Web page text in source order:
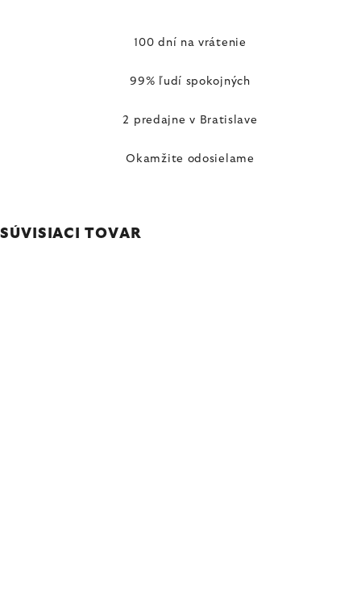
100 dní na vrátenie
99% ľudí spokojných
2 predajne v Bratislave
Okamžite odosielame
SÚVISIACI TOVAR